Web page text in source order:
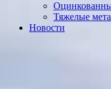
Тяжелые
Новости